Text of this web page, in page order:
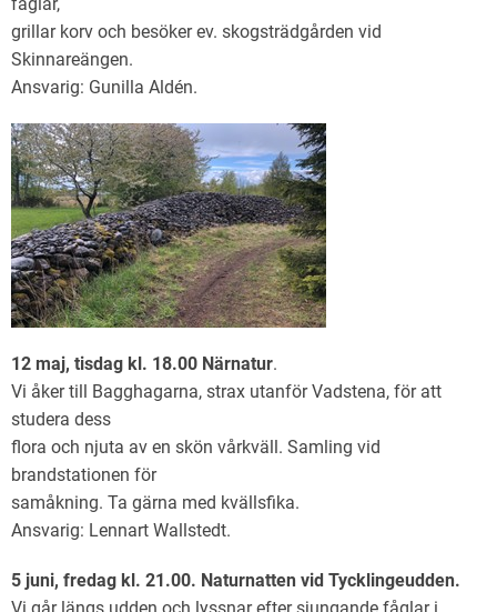
grillar korv och besöker ev. skogsträdgården vid
Skinnareängen.
Ansvarig: Gunilla Aldén.
12 maj, tisdag kl. 18.00 Närnatur.
Vi åker till Bagghagarna, strax utanför Vadstena, för att
studera dess
flora och njuta av en skön vårkväll. Samling vid
brandstationen för
samåkning. Ta gärna med kvällsfika.
Ansvarig: Lennart Wallstedt.
5 juni, fredag kl. 21.00. Naturnatten vid Tycklingeudden.
Vi går längs udden och lyssnar efter sjungande fåglar i